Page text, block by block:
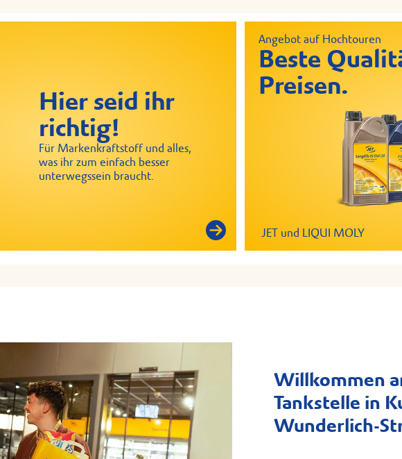
Hier seid ihr
richtig!
Für Markenkraftstoff und alles,
was ihr zum einfach besser
unterwegssein braucht.
Angebot auf Hochtouren
Beste
Preisen.
JET und LIQUI MOLY
Willkommen
Tankstelle in
Wunderlich-